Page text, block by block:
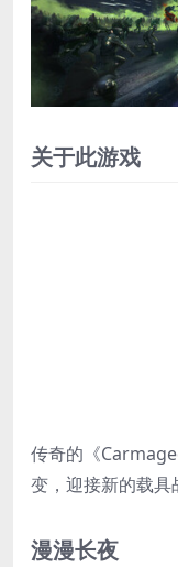
关于此游戏
传奇的《
变，迎接新的载具
漫漫长夜